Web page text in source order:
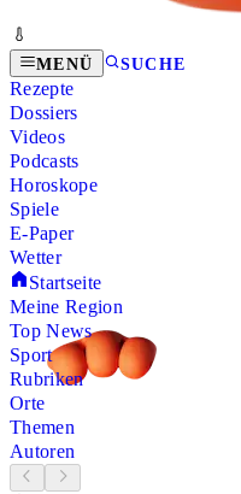
MENÜ SUCHE
Rezepte
Dossiers
Videos
Podcasts
Horoskope
Spiele
E-Paper
Wetter
Startseite
Meine Region
Top News
Sport
Rubriken
Orte
Themen
Autoren